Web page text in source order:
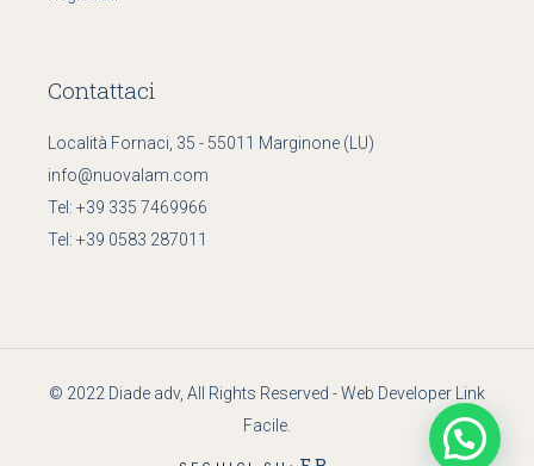
Contattaci
Località Fornaci, 35 - 55011 Marginone (LU)
info@nuovalam.com
Tel:+39 335 7469966
Tel:+39 0583 287011
© 2022 Diade adv, All Rights Reserved - Web Developer Link
Facile.